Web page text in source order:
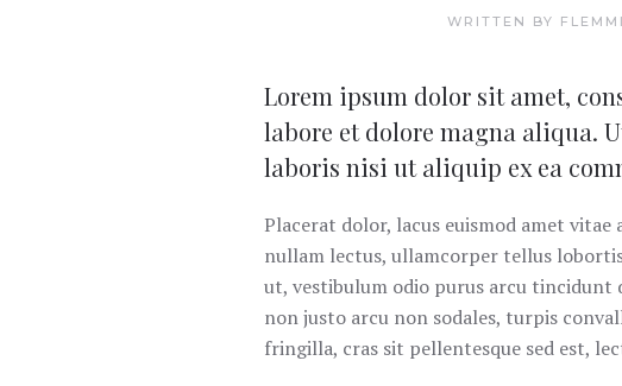
WRITTEN BY
Lorem ipsum dolor sit amet,
labore et dolore magna aliqua.
laboris nisi ut aliquip ex ea
Placerat dolor, lacus euismod amet
nullam lectus, ullamcorper tellus
ut, vestibulum odio purus arcu tincidunt
non justo arcu non sodales, turpis
fringilla, cras sit pellentesque sed est,